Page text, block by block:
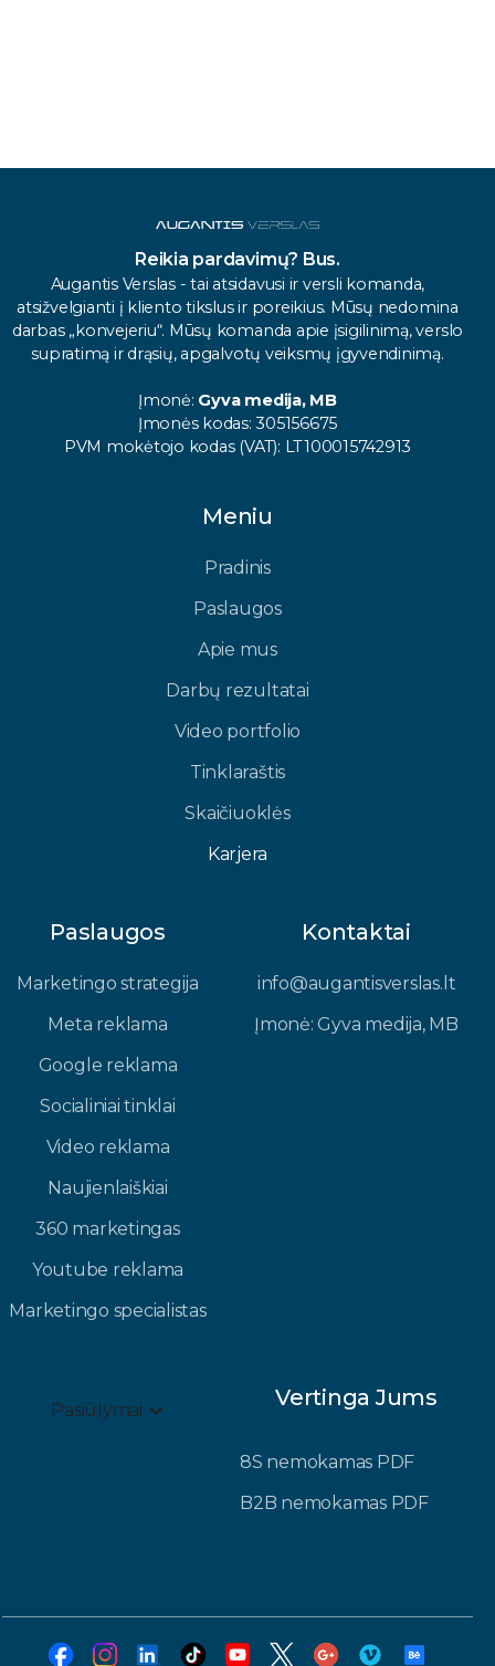
Reikia pardavimų? Bus.
Augantis Verslas - tai atsidavusi ir versli komanda,
atsižvelgianti į kliento tikslus ir poreikius. Mūsų nedomina
darbas „konvejeriu“. Mūsų komanda apie įsigilinimą, verslo
supratimą ir drąsių, apgalvotų veiksmų įgyvendinimą.
Įmonė: Gyva medija, MB
Įmonės kodas: 305156675
PVM mokėtojo kodas (VAT): LT100015742913
Meniu
Pradinis
Paslaugos
Apie mus
Darbų rezultatai
Video portfolio
Tinklaraštis
Skaičiuoklės
Karjera
Paslaugos
Marketingo strategija
Meta reklama
Google reklama
Socialiniai tinklai
Video reklama
Naujienlaiškiai
360 marketingas
Youtube reklama
Marketingo specialistas
Kontaktai
info@augantisverslas.lt​
Įmonė: Gyva medija, MB​
Pasiūlymai Vertinga Jums
8S nemokamas PDF
B2B nemokamas PDF